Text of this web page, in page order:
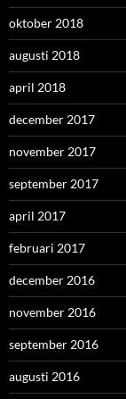
oktober 2018
augusti 2018
april 2018
december 2017
november 2017
september 2017
april 2017
februari 2017
december 2016
november 2016
september 2016
augusti 2016